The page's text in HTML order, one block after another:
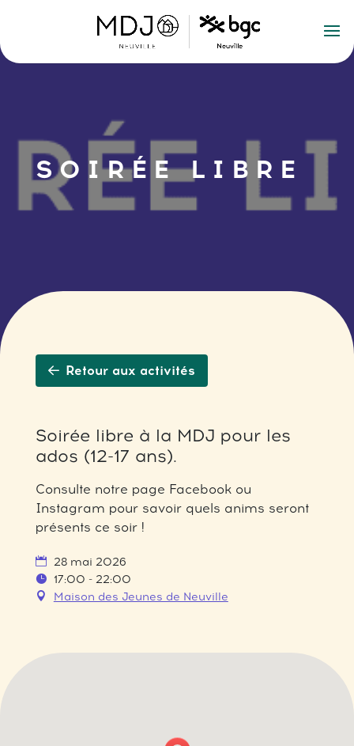
SOIRÉE LIBRE
Retour aux activités
Soirée libre à la MDJ pour les
ados (12-17 ans).
Consulte notre page Facebook ou
Instagram pour savoir quels anims seront
présents ce soir !
28 mai 2026
17:00 - 22:00
Maison des Jeunes de Neuville